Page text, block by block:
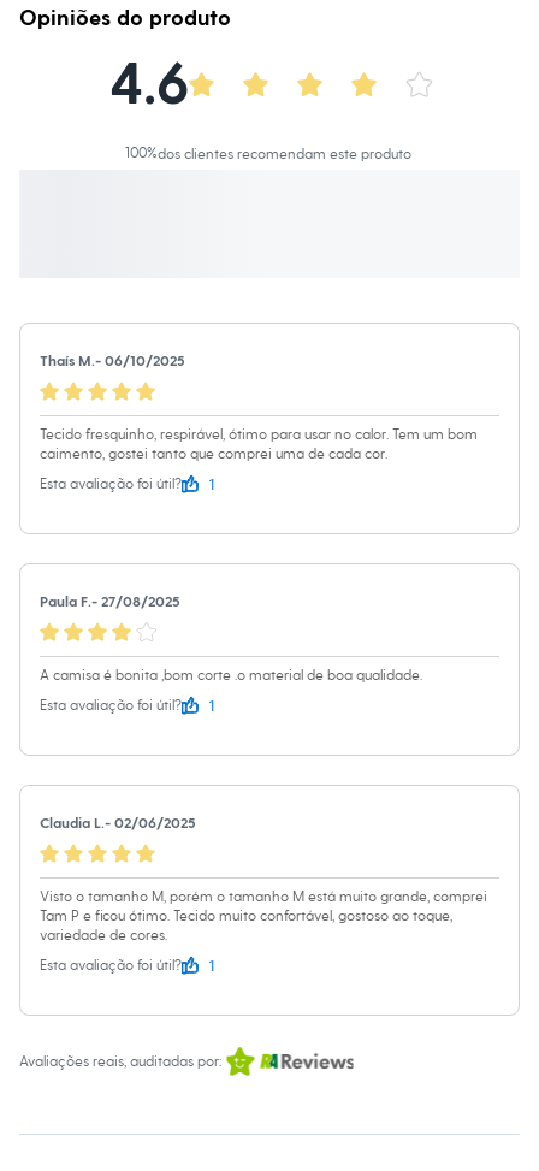
Saídas de praia
Personagens
Blusas e Camisetas
Moda esportiva
Novidades
Bermudas
Camisas
Calças
Camisetas e Regatas
Casacos e Jaquetas
Polos
Bolsas e Mochilas
Chapéus e Bonés
Cintos
Carteiras
Óculos
Relógios
Calçados
Botas
Chinelos
Sandálias e Papetes
Moda esportiva
Acessórios
Bermudas
Camisetas
Calças
Calçados
Regatas
Moda íntima
Cuecas
Pijamas
Personagens
Plus size
Camisas
A gente se encontra na C&A! ❤
A Modelo veste tamanho P.
Suas medidas são:
Altura: 173cm / Busto: 86cm / Cintura: 70cm / Quadril: 101cm.
Opiniões do produto
4.6
100%dos clientes recomendam este produto
Thaís M.- 06/10/2025
Tecido fresquinho, respirável, ótimo para usar no calor. Tem um bom
caimento, gostei tanto que comprei uma de cada cor.
Esta avaliação foi útil?
1
Paula F.- 27/08/2025
A camisa é bonita ,bom corte .o material de boa qualidade.
Esta avaliação foi útil?
1
Claudia L.- 02/06/2025
Visto o tamanho M, porém o tamanho M está muito grande, comprei
Tam P e ficou ótimo. Tecido muito confortável, gostoso ao toque,
variedade de cores.
Esta avaliação foi útil?
1
Avaliações reais, auditadas por: